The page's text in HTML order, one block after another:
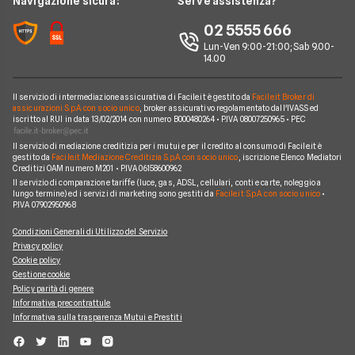
Chi siamo
Perché scegliere Facile.it
Mappa del sito
Prestiti Imprese
Prestiti Microcredito
Migliori Prestiti
Prestito per ristrutturazione
Prestiti per giovani
BNL
Fineco
Poste Italiane
Banche e finanziarie
Notizie Prestiti
Argomenti in evidenza Prestiti 02 5555 666
Lun-Ven 9:00-21:00; Sab 9.00-
14.00
Il servizio di intermediazione assicurativa di Facile.it è gestito da Facile.it Broker di
assicurazioni S.p.A. con socio unico, broker assicurativo regolamentato dall'IVASS ed
iscritto al RUI in data 13/02/2014 con numero B000480264 • P.IVA 08007250965 • PEC
Il servizio di mediazione creditizia per i mutui e per il credito al consumo di Facile.it è
gestito da Facile.it Mediazione Creditizia S.p.A. con socio unico , iscrizione Elenco Mediatori
Creditizi OAM numero M201 • P.IVA 06158600962
Il servizio di comparazione tariffe (luce, gas, ADSL, cellulari, conti e carte, noleggio a
lungo termine) ed i servizi di marketing sono gestiti da Facile.it S.p.A. con socio unico•
P.IVA 07902950968
Condizioni Generali di Utilizzo del Servizio
Privacy policy
Cookie policy
Gestione cookie
Policy parità di genere
Informativa precontrattule
Informativa sulla trasparenza Mutui e Prestiti